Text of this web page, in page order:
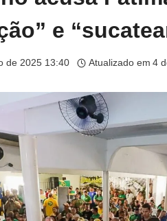
e
de 2025 13:40 Atualizado em 4